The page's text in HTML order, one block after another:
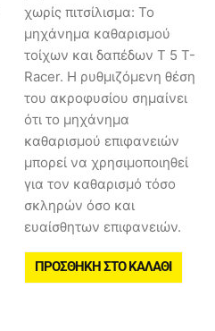
χωρίς πιτσίλισμα: Το
μηχάνημα καθαρισμού
τοίχων και δαπέδων Τ 5 T-
Racer. Η ρυθμιζόμενη θέση
του ακροφυσίου σημαίνει
ότι το μηχάνημα
καθαρισμού επιφανειών
μπορεί να χρησιμοποιηθεί
για τον καθαρισμό τόσο
σκληρών όσο και
ευαίσθητων επιφανειών.
ΠΡΟΣΘΉΚΗ ΣΤΟ ΚΑΛΆΘΙ